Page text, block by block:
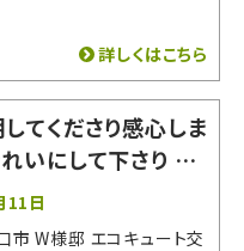
詳しくはこちら
てくださり感心しま
いにして下さり あ
会社でした。お世
11日
市 W様邸 エコキュート交